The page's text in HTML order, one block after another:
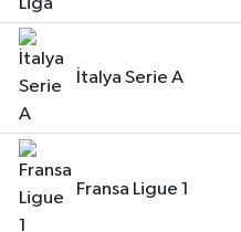
İtalya Serie A
Fransa Ligue 1